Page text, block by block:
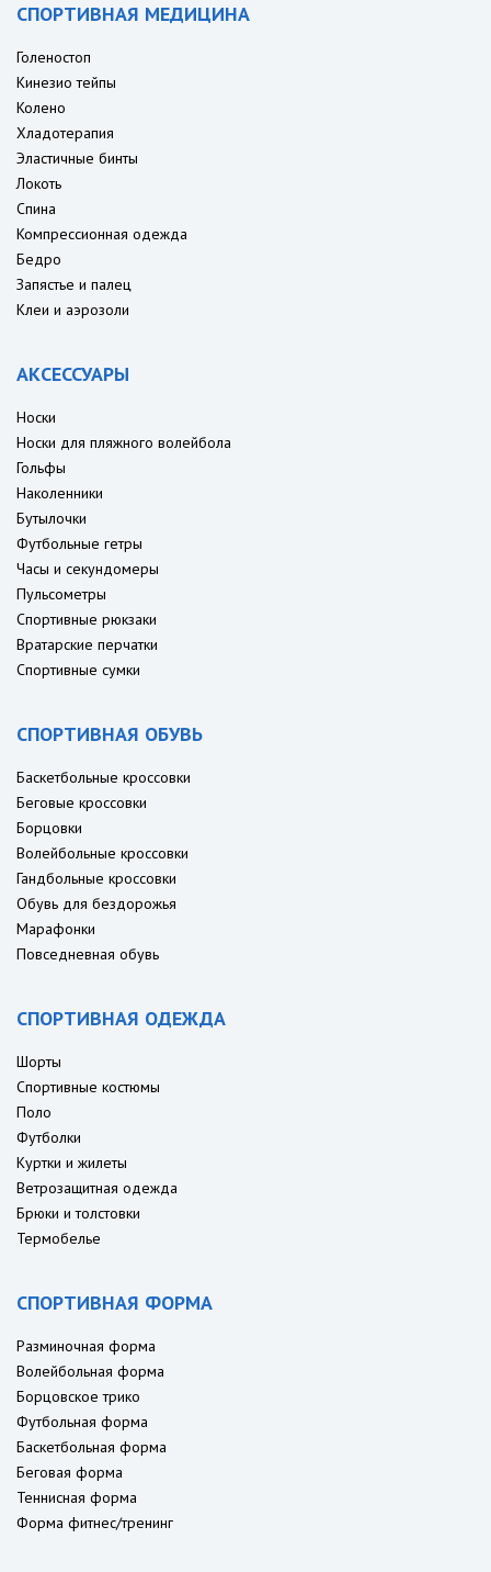
СПОРТИВНАЯ МЕДИЦИНА
Голеностоп
Кинезио тейпы
Колено
Хладотерапия
Эластичные бинты
Локоть
Спина
Компрессионная одежда
Бедро
Запястье и палец
Клеи и аэрозоли
АКСЕССУАРЫ
Носки
Носки для пляжного волейбола
Гольфы
Наколенники
Бутылочки
Футбольные гетры
Часы и секундомеры
Пульсометры
Спортивные рюкзаки
Вратарские перчатки
Спортивные сумки
СПОРТИВНАЯ ОБУВЬ
Баскетбольные кроссовки
Беговые кроссовки
Борцовки
Волейбольные кроссовки
Гандбольные кроссовки
Обувь для бездорожья
Марафонки
Повседневная обувь
СПОРТИВНАЯ ОДЕЖДА
Шорты
Спортивные костюмы
Поло
Футболки
Куртки и жилеты
Ветрозащитная одежда
Брюки и толстовки
Термобелье
СПОРТИВНАЯ ФОРМА
Разминочная форма
Волейбольная форма
Борцовское трико
Футбольная форма
Баскетбольная форма
Беговая форма
Теннисная форма
Форма фитнес/тренинг